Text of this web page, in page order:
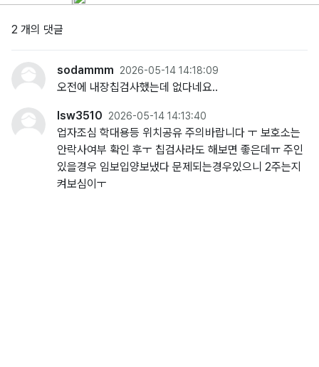
2 개의 댓글
sodammm 2026-05-14 14:18:09
오전에 내장칩검사했는데 없다네요..
lsw3510 2026-05-14 14:13:40
업자조심 학대용등 위치공유 주의바랍니다 ㅜ 보호소는
안락사여부 확인 후ㅜ 칩검사라도 해보면 좋은데ㅠ 주인
있을경우 임보입양보냈다 문제되는경우있으니 2주는지
켜보심이ㅜ